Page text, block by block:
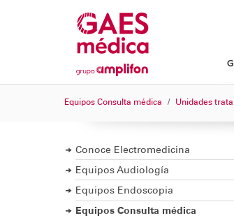
Equipos Consulta médica
Unidades
Conoce Electromedicina
Equipos Audiología
Equipos Endoscopia
Equipos Consulta médica